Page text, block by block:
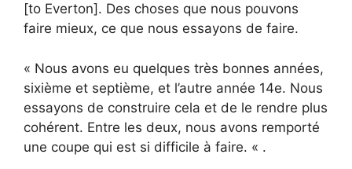
[to Everton]. Des choses que nous pouvons
faire mieux, ce que nous essayons de faire.
« Nous avons eu quelques très bonnes années,
sixième et septième, et l’autre année 14e. Nous
essayons de construire cela et de le rendre plus
cohérent. Entre les deux, nous avons remporté
une coupe qui est si difficile à faire. « .